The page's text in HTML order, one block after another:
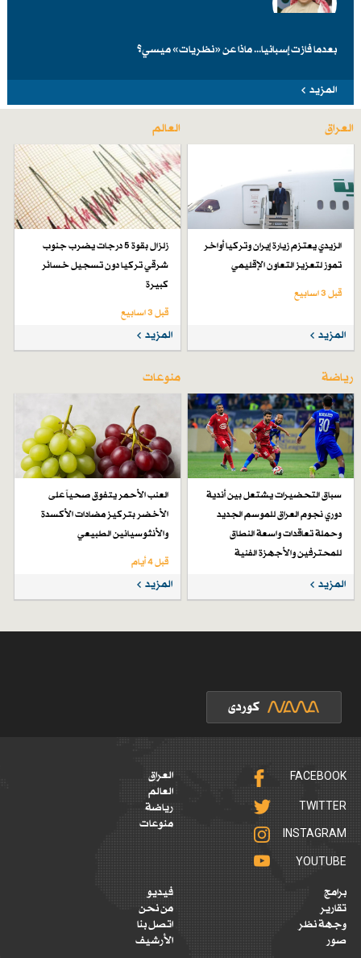
بعدما فازت إسبانيا... ماذا عن «نظريات» ميسي؟
المزيد
العراق
الزيدي يعتزم زيارة إيران وتركيا أواخر
تموز لتعزيز التعاون الإقليمي
قبل 3 اسابیع
المزيد
العالم
زلزال بقوة 5 درجات يضرب جنوب
شرقي تركيا دون تسجيل خسائر
كبيرة
قبل 3 اسابیع
المزيد
رياضة
سباق التحضيرات يشتعل بين أندية
دوري نجوم العراق للموسم الجديد
وحملة تعاقدات واسعة النطاق
للمحترفين والأجهزة الفنية
قبل 4 أيام
المزيد
منوعات
العنب الأحمر يتفوق صحياً على
الأخضر بتركيز مضادات الأكسدة
والأنثوسيانين الطبيعي
قبل 4 أيام
المزيد
FACEBOOK
TWITTER
INSTAGRAM
YOUTUBE
العراق
العالم
رياضة
منوعات
برامج
تقارير
وجهة نظر
صور
فيديو
من نحن
اتصل بنا
الأرشيف